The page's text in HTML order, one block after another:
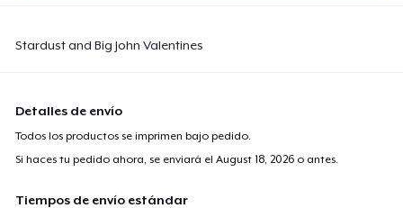
Stardust and Big John Valentines
Detalles de envío
Todos los productos se imprimen bajo pedido.
Si haces tu pedido ahora, se enviará elAugust 18, 2026 o antes.
Tiempos de envío estándar